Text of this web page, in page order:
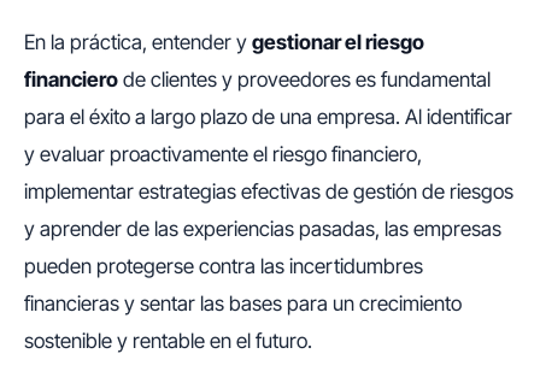
En la práctica, entender y gestionar el riesgo
financiero de clientes y proveedores es fundamental
para el éxito a largo plazo de una empresa. Al identificar
y evaluar proactivamente el riesgo financiero,
implementar estrategias efectivas de gestión de riesgos
y aprender de las experiencias pasadas, las empresas
pueden protegerse contra las incertidumbres
financieras y sentar las bases para un crecimiento
sostenible y rentable en el futuro.